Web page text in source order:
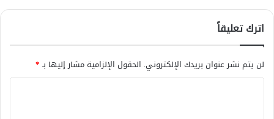
اترك تعليقاً
لن يتم نشر عنوان بريدك الإلكتروني. الحقول الإلزامية مشار إليها بـ*